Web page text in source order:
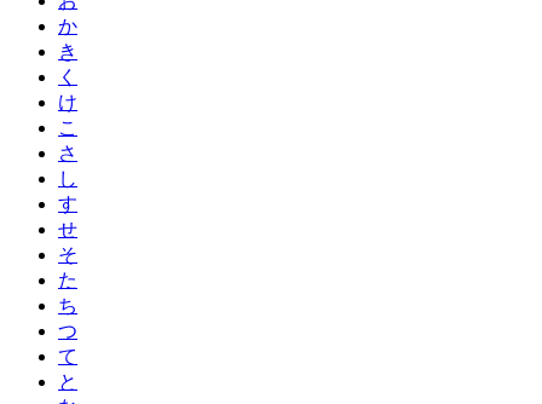
か
き
く
け
こ
さ
し
す
せ
そ
た
ち
つ
て
と